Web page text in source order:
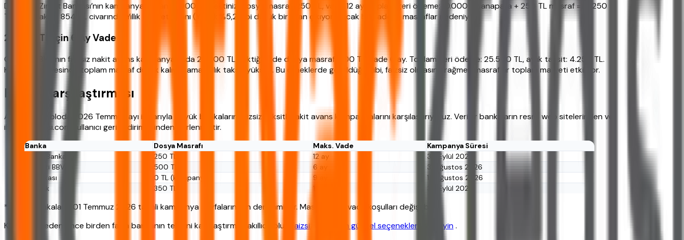
Diyelim ki Ziraat Bankası’nın kampanyasından 10.000 TL çektiniz, dosya masrafı 250 TL, vade 12 ay. Toplam geri ödeme: 10.000 TL anapara + 250 TL masraf = 10.250
TL. Aylık taksit: 854 TL civarında. Yıllık Maliyet Oranı (YMO): %5,2 gibi düşük bir oran çıkıyor, ancak bu sadece masraflar nedeniyle.
25.000 TL için 6 Ay Vade
Garanti BBVA’nın faizsiz nakit avans kampanyasında 25.000 TL çektiğinizde dosya masrafı 500 TL, vade 6 ay. Toplam geri ödeme: 25.500 TL, aylık taksit: 4.250 TL.
Kısa vade sayesinde toplam masraf düşük kalıyor ama aylık taksit yüksek. Bu örneklerde görüldüğü gibi, faizsiz olmasına rağmen masraflar toplam maliyeti etkiliyor.
Banka Karşılaştırması
Aşağıdaki tabloda 2026 Temmuz ayı itibarıyla büyük bankaların faizsiz taksitli nakit avans kampanyalarını karşılaştırıyoruz. Veriler bankaların resmi web sitelerinden ve
ihtiyackredisi.com kullanıcı geri bildirimlerinden derlenmiştir.
Banka Dosya Masrafı Maks. Vade
Kampanya Süresi
Ziraat Bankası
250 TL 12 ay
30 Eylül 2026
Garanti BBVA
500 TL 6 ay
31 Ağustos 2026
İş Bankası
0 TL (kampanya) 9 ay
15 Ağustos 2026
Akbank
350 TL 30 Eylül 2026
*Tablo, bankaların 01 Temmuz 2026 tarihli kampanya sayfalarından derlenmiştir. Masraflar ve vade koşulları değişebilir.
Karar vermeden önce birden fazla bankanın teklifini karşılaştırmak akıllıca olur.
Faizsiz Kredi için güncel seçenekleri inceleyin.